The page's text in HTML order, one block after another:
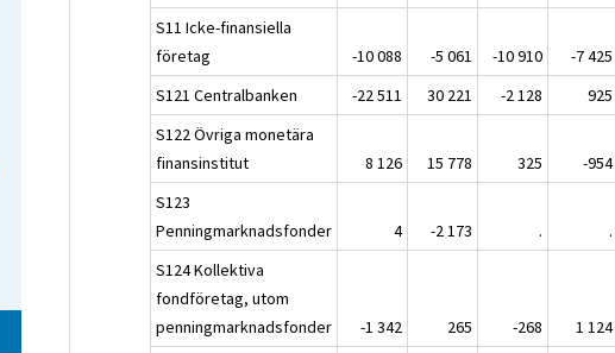
S11 Icke-finansiella
företag
-10 088 -5 061 -10 910 -7 425
S121 Centralbanken
-22 511 30 221 -2 128 925
S122 Övriga monetära
finansinstitut
8 126 15 778 325 -954
S123
Penningmarknadsfonder
4 -2 173 . .
S124 Kollektiva
fondföretag, utom
penningmarknadsfonder
-1 342 265 -268 1 124